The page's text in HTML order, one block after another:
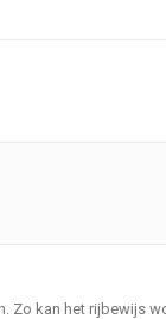
Zo kan het rijbewijs